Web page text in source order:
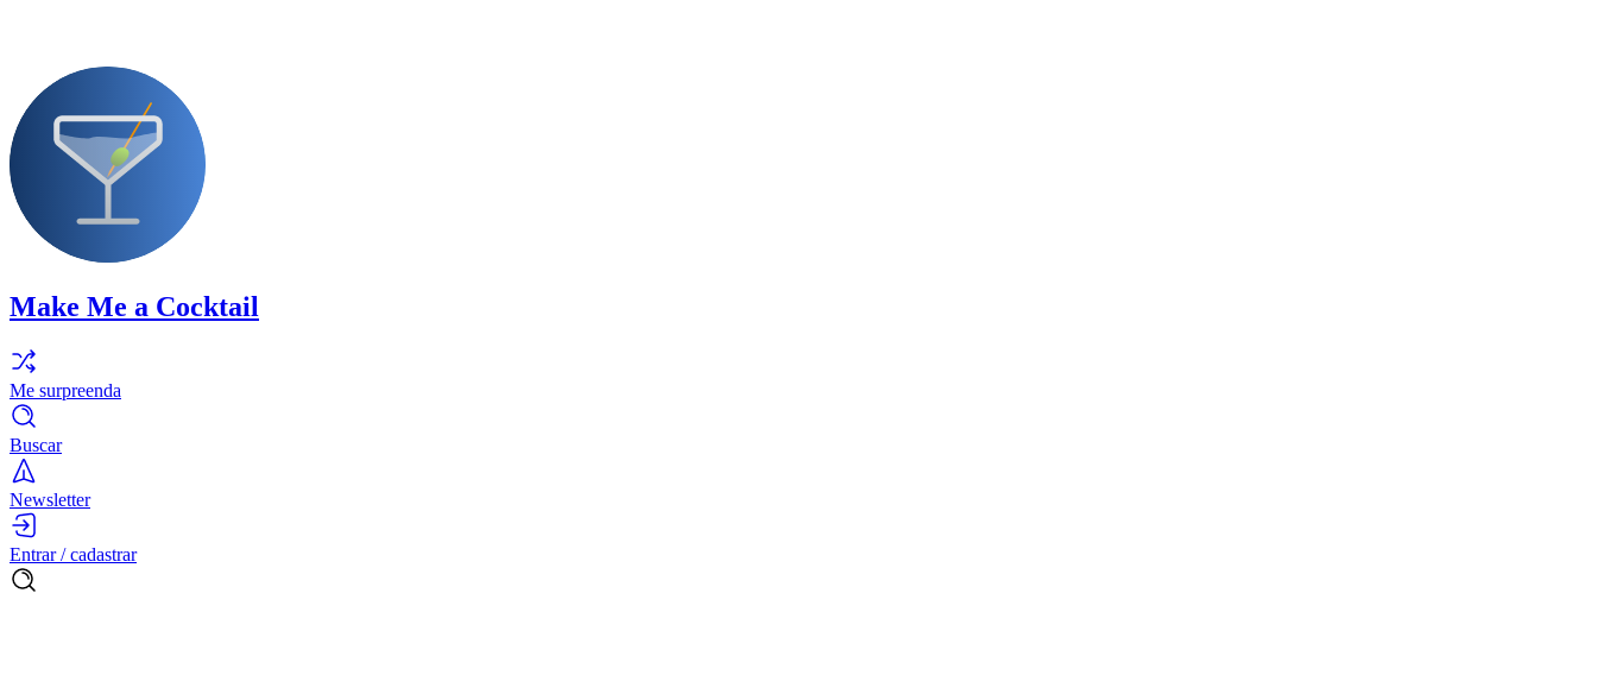
Make Me a Cocktail
Me surpreenda
Buscar
Newsletter
Entrar / cadastrar